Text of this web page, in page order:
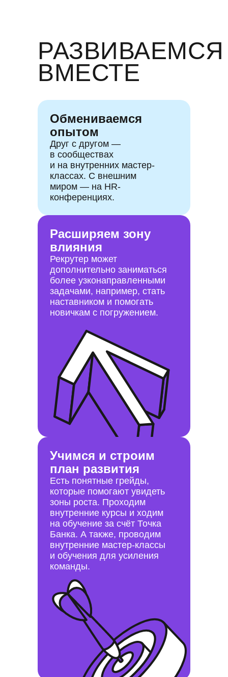
РАЗВИВАЕМСЯ
ВМЕСТЕ
Обмениваемся
опытом
Друг с другом —
в сообществах
и на внутренних мастер-
классах. С внешним
миром — на HR-
конференциях.
Расширяем зону
влияния
Рекрутер может
дополнительно заниматься
более узконаправленными
задачами, например, стать
наставником и помогать
новичкам с погружением.
Учимся и строим
план развития
Есть понятные грейды,
которые помогают увидеть
зоны роста. Проходим
внутренние курсы и ходим
на обучение за счёт Точка
Банка. А также, проводим
внутренние мастер-классы
и обучения для усиления
команды.